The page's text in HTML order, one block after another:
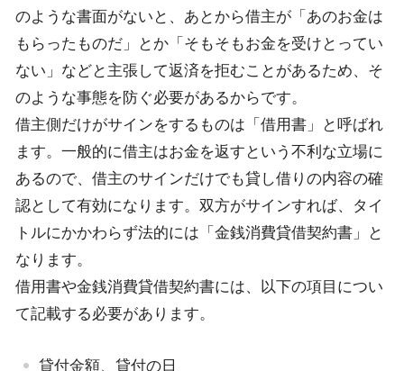
のような書面がないと、あとから借主が「あのお金は
もらったものだ 」とか「そもそもお金を受けとってい
ない」 などと 主張して返済を拒むことがあるため、そ
のような事態を防ぐ必要があるからです。
借主側だけがサインをするものは 「借用書」 と呼ばれ
ます。 一般的に借主はお金を返すという不利な立場に
あるので、 借主のサインだけでも貸し借りの内容の確
認として有効になります。 双方がサインすれば、タイ
トルにかかわらず法的には「金銭消費貸借契約書」と
なります。
借用書や金銭消費貸借契約書には、 以下の項目につい
て記載する必要があります。
貸付金額、貸付の日